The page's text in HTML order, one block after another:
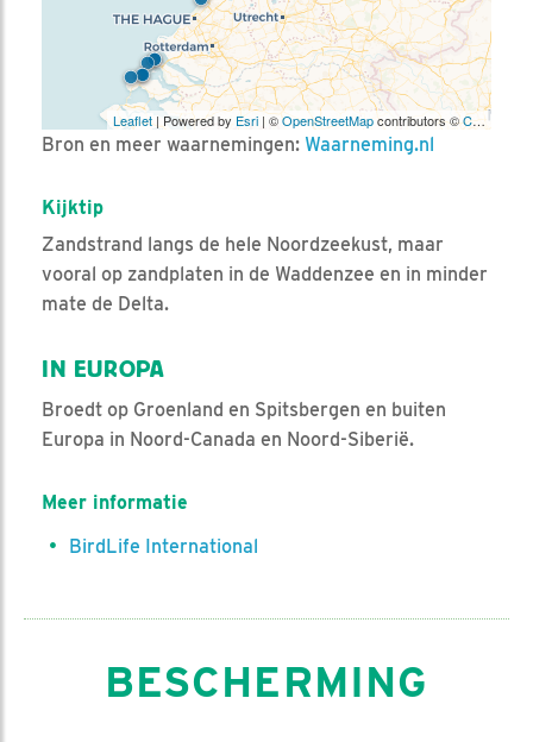
Leaflet| Powered by Esri | ©OpenStreetMapcontributors ©CARTO
Bron en meer waarnemingen: Waarneming.nl
Kijktip
Zandstrand langs de hele Noordzeekust, maar
vooral op zandplaten in de Waddenzee en in minder
mate de Delta.
IN EUROPA
Broedt op Groenland en Spitsbergen en buiten
Europa in Noord-Canada en Noord-Siberië.
Meer informatie
BirdLife International
BESCHERMING